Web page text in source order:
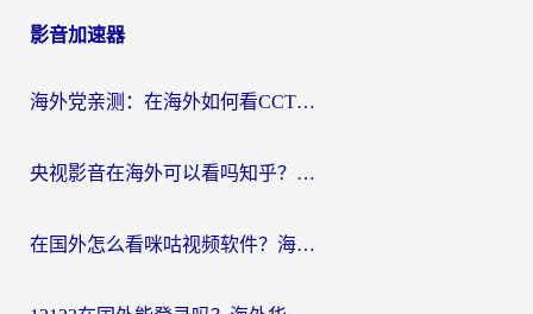
影音加速器
海外党亲测：在海外如何看CCTV？告别“仅限大陆播放”的实用指南
央视影音在海外可以看吗知乎？留学生亲测：3步解决地域限制+追剧自由
在国外怎么看咪咕视频软件？海外党亲测有效的回国加速方案